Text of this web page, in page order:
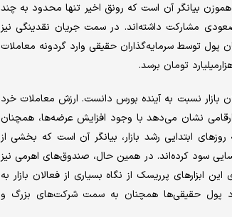
برتری شاخص هموزن بیانگر آن است که رونق اخیر تنها محدود به چند
مشارکت داشته‌اند. در سمت جریان نقدینگی نیز
حکایت دارند. روز گذشته بیش از ۴هزار‌میلیارد تومان پول توسط سرمایه‌گذاران حقیقی وارد گردونه معاملات
بازار نسبت به آینده بورس دانست. ارزش معاملات خرد
است. ثبت چنین ارقامی نشان می‌دهد با وجود افزایش عرضه‌ها، همچنان
ابتدایی رشد بازار، بیانگر آن است که بخشی از
سود کرده‌اند. در همین حال، صندوق‌های اهرمی نیز
ابزارهای پرریسک از نگاه بسیاری از فعالان بازار به
پول حقیقی‌ها همچنان به سمت شرکت‌های بزرگ و